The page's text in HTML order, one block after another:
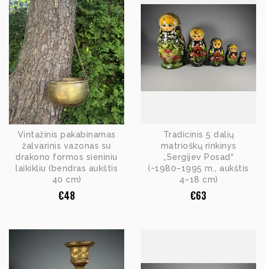
Vintažinis pakabinamas
žalvarinis vazonas su
drakono formos sieniniu
laikikliu (bendras aukštis
40 cm)
€48
Tradicinis 5 dalių
matrioškų rinkinys
„Sergijev Posad“
(~1980–1995 m., aukštis
4–18 cm)
€63